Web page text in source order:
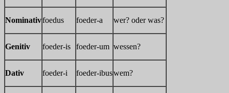
Nominativfoedus foeder-a wer? oder was?
Genitiv foeder-is foeder-um wessen?
Dativ foeder-i foeder-ibuswem?